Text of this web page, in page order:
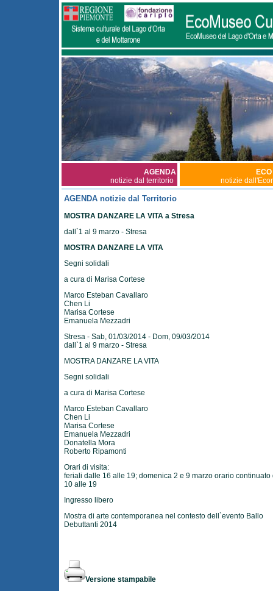
AGENDA
notizie dal territorio
notizie
AGENDA notizie dal Territorio
MOSTRA DANZARE LA VITA a Stresa
dall`1 al 9 marzo - Stresa
MOSTRA DANZARE LA VITA
Segni solidali
a cura di Marisa Cortese
Marco Esteban Cavallaro
Chen Li
Marisa Cortese
Emanuela Mezzadri
Stresa - Sab, 01/03/2014 - Dom, 09/03/2014
dall`1 al 9 marzo - Stresa
MOSTRA DANZARE LA VITA
Segni solidali
a cura di Marisa Cortese
Marco Esteban Cavallaro
Chen Li
Marisa Cortese
Emanuela Mezzadri
Donatella Mora
Roberto Ripamonti
Orari di visita:
feriali dalle 16 alle 19; domenica 2 e 9 marzo orario continuato
10 alle 19
Ingresso libero
Mostra di arte contemporanea nel contesto dell`evento Ballo
Debuttanti 2014
Versione stampabile